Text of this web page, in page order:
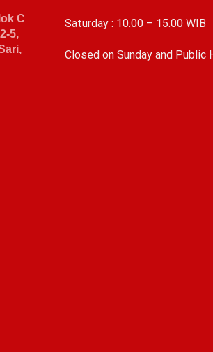
C
5,
Saturday : 10.00 – 15.00 WIB
Closed on Sunday and Public